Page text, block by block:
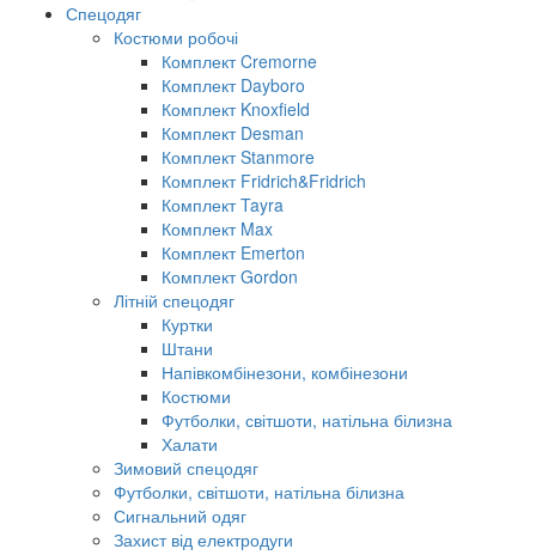
Спецодяг
Костюми робочі
Комплект Cremorne
Комплект Dayboro
Комплект Knoxfield
Комплект Desman
Комплект Stanmore
Комплект Fridrich&Fridrich
Комплект Tayra
Комплект Max
Комплект Emerton
Комплект Gordon
Літній спецодяг
Куртки
Штани
Напівкомбінезони, комбінезони
Костюми
Футболки, світшоти, натільна білизна
Халати
Зимовий спецодяг
Футболки, світшоти, натільна білизна
Сигнальний одяг
Захист від електродуги